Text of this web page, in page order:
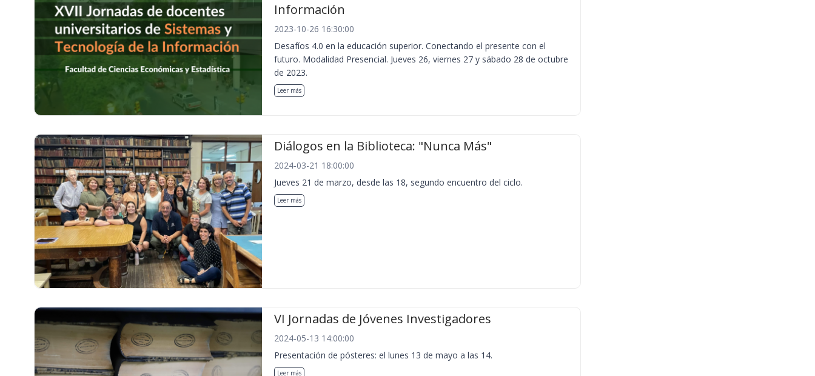
Información
2023-10-26 16:30:00
Desafíos 4.0 en la educación superior. Conectando el presente con el
futuro. Modalidad Presencial. Jueves 26, viernes 27 y sábado 28 de octubre
de 2023.
Leer más
Diálogos en la Biblioteca: "Nunca Más"
2024-03-21 18:00:00
Jueves 21 de marzo, desde las 18, segundo encuentro del ciclo.
Leer más
VI Jornadas de Jóvenes Investigadores
2024-05-13 14:00:00
Presentación de pósteres: el lunes 13 de mayo a las 14.
Leer más